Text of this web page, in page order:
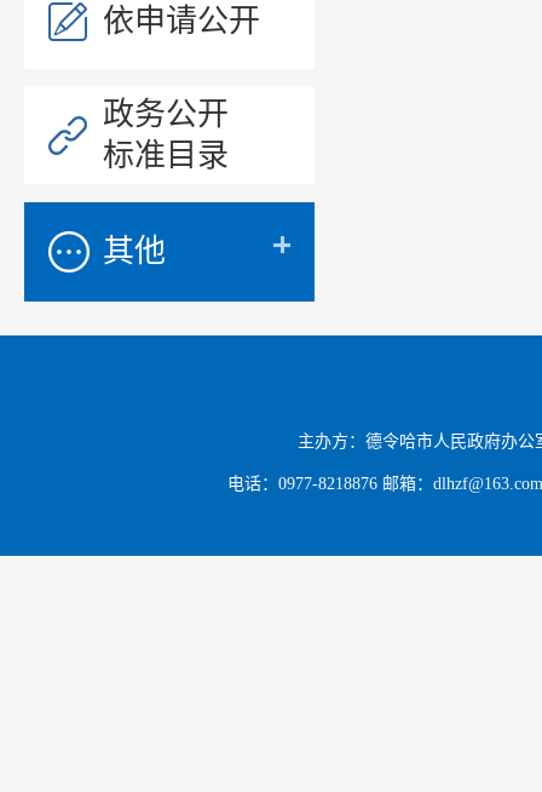
依申请公开
政务公开
标准目录
其他
主办方：德令哈市人民政府办
电话：0977-8218876 邮箱：